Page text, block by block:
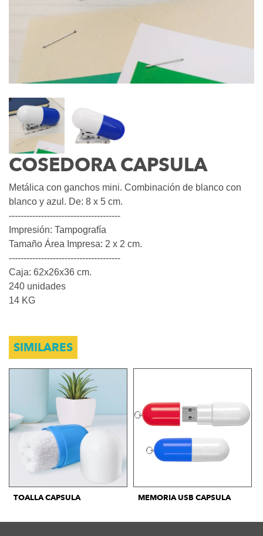
COSEDORA CAPSULA
Metálica con ganchos mini. Combinación de blanco con
blanco y azul. De: 8 x 5 cm.
--------------------------------------
Impresión: Tampografía
Tamaño Área Impresa: 2 x 2 cm.
--------------------------------------
Caja: 62x26x36 cm.
240 unidades
14 KG
SIMILARES
TOALLA CAPSULA MEMORIA USB CAPSULA